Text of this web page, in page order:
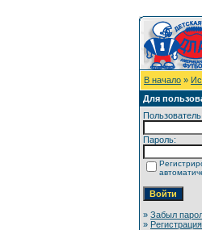
В начало »
Для
Пользователь:
Пароль:
» Забыл
» Регистрация